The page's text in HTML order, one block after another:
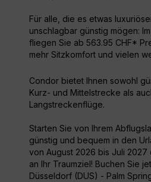
Für alle, die es etwas
unschlagbar günstig mögen:
fliegen Sie ab 563.95 CHF*
mehr Sitzkomfort und vielen
Condor bietet Ihnen sowohl
Kurz- und Mittelstrecke als
Langstreckenflüge.
Starten Sie von Ihrem
günstig und bequem in den
von August 2026 bis Juli 2027
an Ihr Traumziel! Buchen Sie
Düsseldorf (DUS) - Palm